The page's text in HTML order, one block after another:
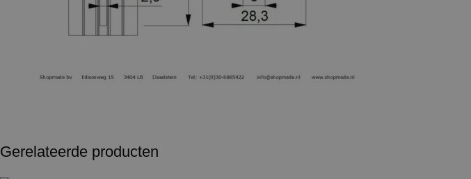
Gerelateerde producten